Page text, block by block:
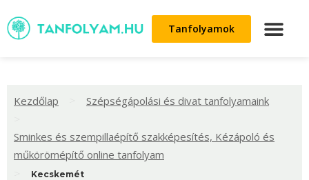
Tanfolyamok
Kezdőlap Szépségápolási és divat tanfolyamaink
Sminkes és szempillaépítő szakképesítés, Kézápoló és
műkörömépítő online tanfolyam
Kecskemét